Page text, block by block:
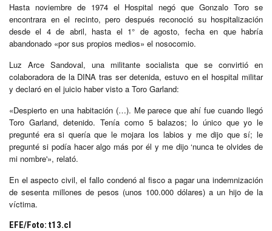
Hasta noviembre de 1974 el Hospital negó que Gonzalo Toro se
encontrara en el recinto, pero después reconoció su hospitalización
desde el 4 de abril, hasta el 1° de agosto, fecha en que habría
abandonado «por sus propios medios» el nosocomio.
Luz Arce Sandoval, una militante socialista que se convirtió en
colaboradora de la DINA tras ser detenida, estuvo en el hospital militar
y declaró en el juicio haber visto a Toro Garland:
«Despierto en una habitación (…). Me parece que ahí fue cuando llegó
Toro Garland, detenido. Tenía como 5 balazos; lo único que yo le
pregunté era si quería que le mojara los labios y me dijo que sí; le
pregunté si podía hacer algo más por él y me dijo ‘nunca te olvides de
mi nombre'», relató.
En el aspecto civil, el fallo condenó al fisco a pagar una indemnización
de sesenta millones de pesos (unos 100.000 dólares) a un hijo de la
víctima.
EFE/Foto: t13.cl